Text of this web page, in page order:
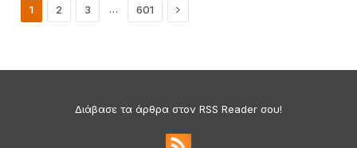
1 2 3 … 601 Next
Διάβασε τα άρθρα στον RSS Reader σου!